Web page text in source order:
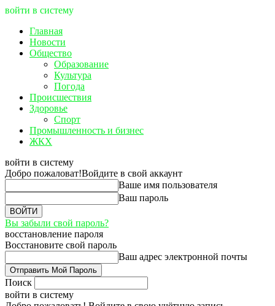
войти в систему
Главная
Новости
Общество
Образование
Культура
Погода
Происшествия
Здоровье
Спорт
Промышленность и бизнес
ЖКХ
войти в систему
Добро пожаловат!Войдите в свой аккаунт
Ваше имя пользователя
Ваш пароль
Вы забыли свой пароль?
восстановление пароля
Восстановите свой пароль
Ваш адрес электронной почты
Поиск
войти в систему